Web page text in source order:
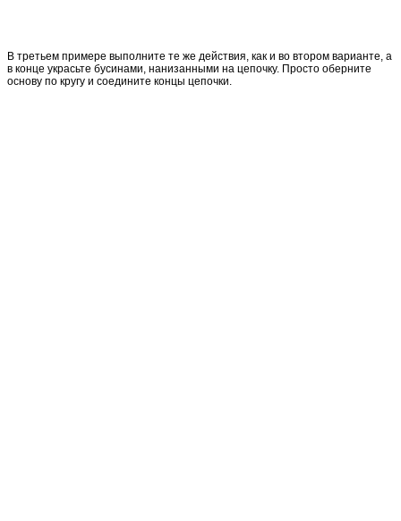
В третьем примере выполните те же действия, как и во втором варианте, а
в конце украсьте бусинами, нанизанными на цепочку. Просто оберните
основу по кругу и соедините концы цепочки.